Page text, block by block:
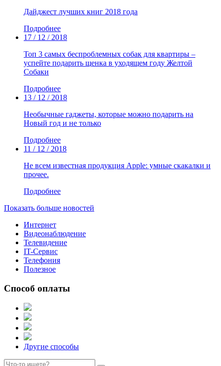
Дайджест лучших книг 2018 года
Подробнее
17 / 12 / 2018
Топ 3 самых беспроблемных собак для квартиры –
успейте подарить щенка в уходящем году Желтой
Собаки
Подробнее
13 / 12 / 2018
Необычные гаджеты, которые можно подарить на
Новый год и не только
Подробнее
11 / 12 / 2018
Не всем известная продукция Apple: умные скакалки и
прочее.
Подробнее
Показать больше новостей
Интернет
Видеонаблюдение
Телевидение
IT-Сервис
Телефония
Полезное
Способ оплаты
Другие способы